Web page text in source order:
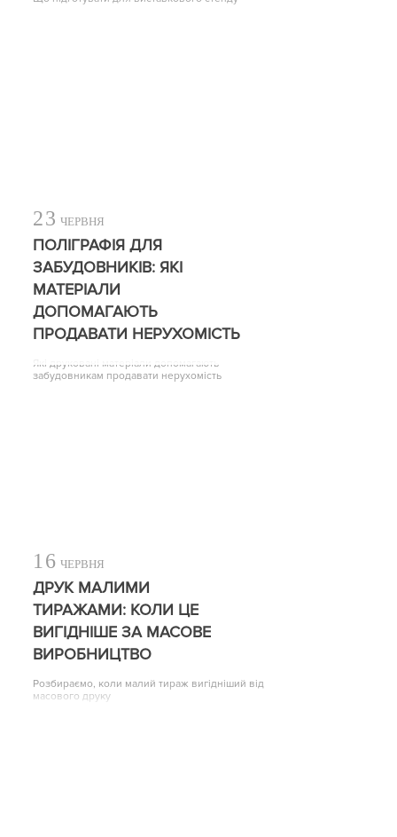
23 ЧЕРВНЯ
ПОЛІГРАФІЯ ДЛЯ
ЗАБУДОВНИКІВ: ЯКІ
МАТЕРІАЛИ
ДОПОМАГАЮТЬ
ПРОДАВАТИ НЕРУХОМІСТЬ
Які друковані матеріали допомагають
забудовникам продавати нерухомість
16 ЧЕРВНЯ
ДРУК МАЛИМИ
ТИРАЖАМИ: КОЛИ ЦЕ
ВИГІДНІШЕ ЗА МАСОВЕ
ВИРОБНИЦТВО
Розбираємо, коли малий тираж вигідніший від
масового друку